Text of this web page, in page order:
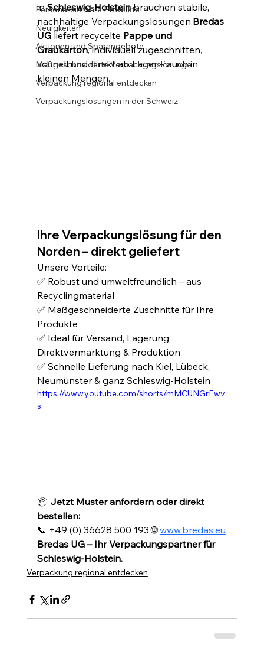
Personalisierbare Produkte
Neuigkeiten
Aktionen und Sparangebote
Maßgeschneiderte Verpackungslösunge
Verpackung regional entdecken
Verpackungslösungen in der Schweiz
in Schleswig-Holstein brauchen stabile,
nachhaltige Verpackungslösungen.Bredas
UG liefert recycelte Pappe und
Graukarton, individuell zugeschnitten,
schnell und direkt ab Lager – auch in
kleinen Mengen.
Ihre Verpackungslösung für den
Norden – direkt geliefert
Unsere Vorteile:
✅ Robust und umweltfreundlich – aus
Recyclingmaterial
✅ Maßgeschneiderte Zuschnitte für Ihre
Produkte
✅ Ideal für Versand, Lagerung,
Direktvermarktung & Produktion
✅ Schnelle Lieferung nach Kiel, Lübeck,
Neumünster & ganz Schleswig-Holstein
https://www.youtube.com/shorts/mMCUNGrEwv
s
📦 Jetzt Muster anfordern oder direkt
bestellen:
📞 +49 (0) 36628 500 193 🌐 www.bredas.eu
Bredas UG – Ihr Verpackungspartner für
Schleswig-Holstein.
Verpackung regional entdecken